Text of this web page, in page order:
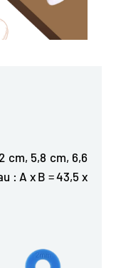
cm, 5,8 cm, 6,6
: A x B = 43,5 x